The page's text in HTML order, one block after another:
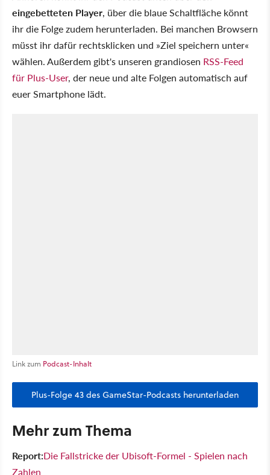
eingebetteten Player, über die blaue Schaltfläche könnt
ihr die Folge zudem herunterladen. Bei manchen Browsern
müsst ihr dafür rechtsklicken und »Ziel speichern unter«
wählen. Außerdem gibt's unseren grandiosen RSS-Feed
für Plus-User, der neue und alte Folgen automatisch auf
euer Smartphone lädt.
Link zum Podcast-Inhalt
Plus-Folge 43 des GameStar-Podcasts herunterladen
Mehr zum Thema
Report:Die Fallstricke der Ubisoft-Formel - Spielen nach
Zahlen